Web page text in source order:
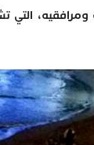
ومرافقيه،